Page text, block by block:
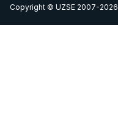
Copyright © UZSE 2007-2026